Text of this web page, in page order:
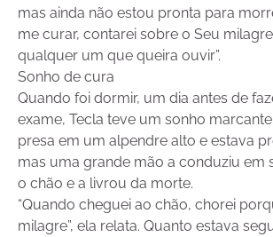
mas ainda não estou pronta para
me curar, contarei sobre o Seu
qualquer um que queira ouvir”.
Sonho de cura
Quando foi dormir, um dia antes de
exame, Tecla teve um sonho
presa em um alpendre alto e estava
mas uma grande mão a conduziu em
o chão e a livrou da morte.
“Quando cheguei ao chão, chorei
milagre”, ela relata. Quanto estava